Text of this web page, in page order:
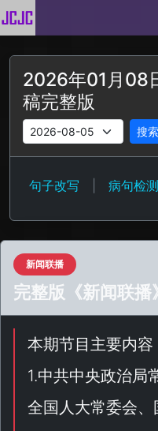
2026年01月08
稿完整版
搜索
句子改写 病句检
新闻联播
完整版《新闻联
本期节目主要内容
1.中共中央政治局
全国人大常委会